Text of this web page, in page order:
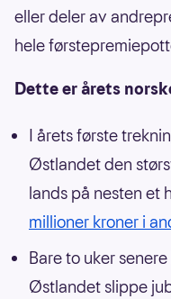
eller deler av
hele
Dette er årets
I årets første
Østlandet den
lands på nesten et
millioner kroner i
Bare to uker
Østlandet slippe